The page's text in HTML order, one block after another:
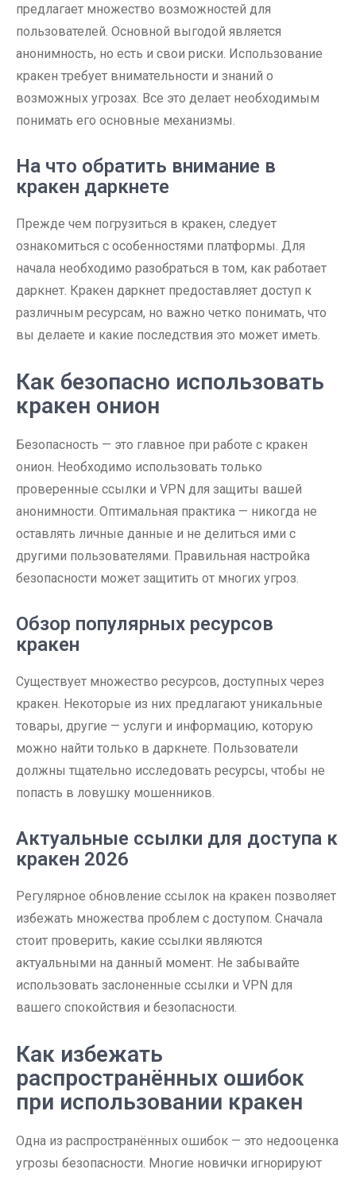
предлагает множество возможностей для
пользователей. Основной выгодой является
анонимность, но есть и свои риски. Использование
кракен требует внимательности и знаний о
возможных угрозах. Все это делает необходимым
понимать его основные механизмы.
На что обратить внимание в
кракен даркнете
Прежде чем погрузиться в кракен, следует
ознакомиться с особенностями платформы. Для
начала необходимо разобраться в том, как работает
даркнет. Кракен даркнет предоставляет доступ к
различным ресурсам, но важно четко понимать, что
вы делаете и какие последствия это может иметь.
Как безопасно использовать
кракен онион
Безопасность — это главное при работе с кракен
онион. Необходимо использовать только
проверенные ссылки и VPN для защиты вашей
анонимности. Оптимальная практика — никогда не
оставлять личные данные и не делиться ими с
другими пользователями. Правильная настройка
безопасности может защитить от многих угроз.
Обзор популярных ресурсов
кракен
Существует множество ресурсов, доступных через
кракен. Некоторые из них предлагают уникальные
товары, другие — услуги и информацию, которую
можно найти только в даркнете. Пользователи
должны тщательно исследовать ресурсы, чтобы не
попасть в ловушку мошенников.
Актуальные ссылки для доступа к
кракен 2026
Регулярное обновление ссылок на кракен позволяет
избежать множества проблем с доступом. Сначала
стоит проверить, какие ссылки являются
актуальными на данный момент. Не забывайте
использовать заслоненные ссылки и VPN для
вашего спокойствия и безопасности.
Как избежать
распространённых ошибок
при использовании кракен
Одна из распространённых ошибок — это недооценка
угрозы безопасности. Многие новички игнорируют